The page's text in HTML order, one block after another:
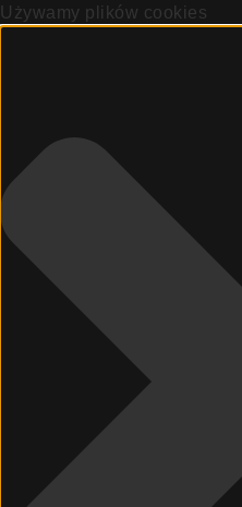
Używamy plików cookies